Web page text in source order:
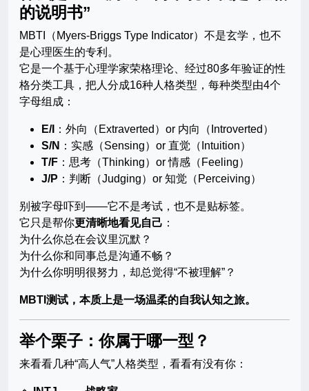
的说明书”
MBTI（Myers-Briggs Type Indicator）不是玄学，也不
是心理医生的专利。
它是一个基于心理学家荣格理论、经过80多年验证的性
格分类工具，把人分成16种人格类型，每种类型由4个
字母组成：
E/I ：外向（Extraverted）or 内向（Introverted）
S/N ：实感（Sensing）or 直觉（Intuition）
T/F ：思考（Thinking）or 情感（Feeling）
J/P ：判断（Judging）or 知觉（Perceiving）
别被字母吓到——它不是考试，也不是贴标签。
它只是帮你更清晰地看见自己 ：
为什么你总在会议里沉默？
为什么你和同事总是沟通不畅？
为什么你明明很努力，却总觉得“不被理解”？
MBTI测试，本质上是一场温柔的自我认知之旅。
举个栗子：你属于哪一型？
来看看几种“高人气”人格类型，看看有没有你：